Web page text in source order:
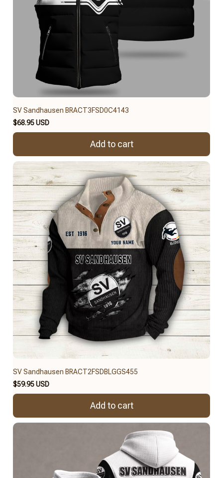
SV Sandhausen BRACT3FSD0C4143
$68.95 USD
Add to cart
SV Sandhausen BRACT2FSDBLGGS455
$59.95 USD
Add to cart